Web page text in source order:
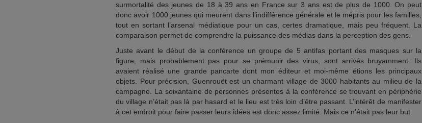
surmortalité des jeunes de 18 à 39 ans en France sur 3 ans est de plus de 1000. On peut
donc avoir 1000 jeunes qui meurent dans l’indifférence générale et le mépris pour les familles,
tout en sortant l’arsenal médiatique pour un cas, certes dramatique, mais peu fréquent. La
comparaison permet de comprendre la puissance des médias dans la perception des gens.
Juste avant le début de la conférence un groupe de 5 antifas portant des masques sur la
figure, mais probablement pas pour se prémunir des virus, sont arrivés bruyamment. Ils
avaient réalisé une grande pancarte dont mon éditeur et moi-même étions les principaux
objets. Pour précision, Guenrouët est un charmant village de 3000 habitants au milieu de la
campagne. La soixantaine de personnes présentes à la conférence se trouvant en périphérie
du village n’était pas là par hasard et le lieu est très loin d’être passant. L’intérêt de manifester
à cet endroit pour faire passer leurs idées est donc assez limité. Mais ce n’était pas leur but.